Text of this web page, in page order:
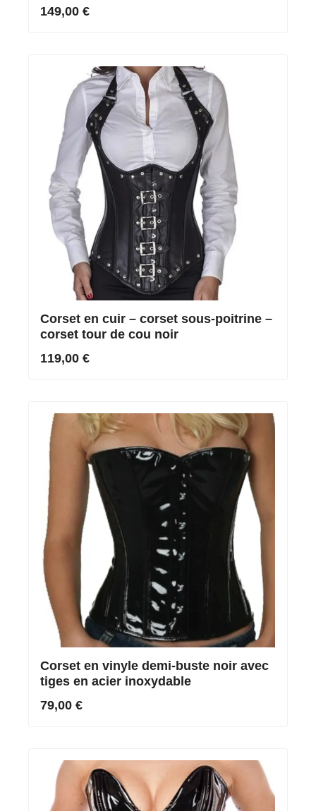
149,00 €
Corset en cuir – corset sous-poitrine –
corset tour de cou noir
119,00 €
Corset en vinyle demi-buste noir avec
tiges en acier inoxydable
79,00 €